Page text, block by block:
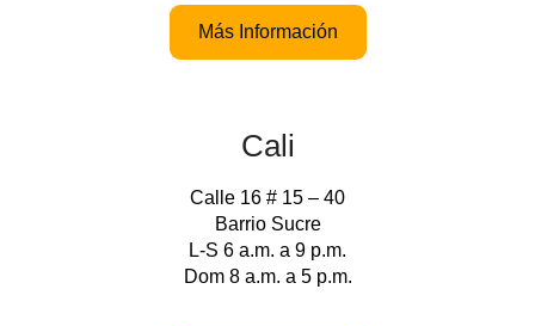
Más Información
Cali
Calle 16 # 15 – 40
Barrio Sucre
L-S 6 a.m. a 9 p.m.
Dom 8 a.m. a 5 p.m.